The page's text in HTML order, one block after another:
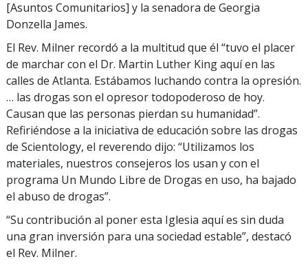
[Asuntos Comunitarios] y la senadora de Georgia
Donzella James.
El Rev. Milner recordó a la multitud que él “tuvo el placer
de marchar con el Dr. Martin Luther King aquí en las
calles de Atlanta. Estábamos luchando contra la opresión.
… las drogas son el opresor todopoderoso de hoy.
Causan que las personas pierdan su humanidad”.
Refiriéndose a la iniciativa de educación sobre las drogas
de Scientology, el reverendo dijo: “Utilizamos los
materiales, nuestros consejeros los usan y con el
programa Un Mundo Libre de Drogas en uso, ha bajado
el abuso de drogas”.
“Su contribución al poner esta Iglesia aquí es sin duda
una gran inversión para una sociedad estable”, destacó
el Rev. Milner.